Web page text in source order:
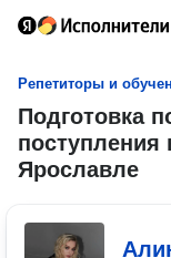
Репетиторы и
Подготовка
Ярославле